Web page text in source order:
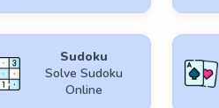
Sudoku
Solve Sudoku
Online